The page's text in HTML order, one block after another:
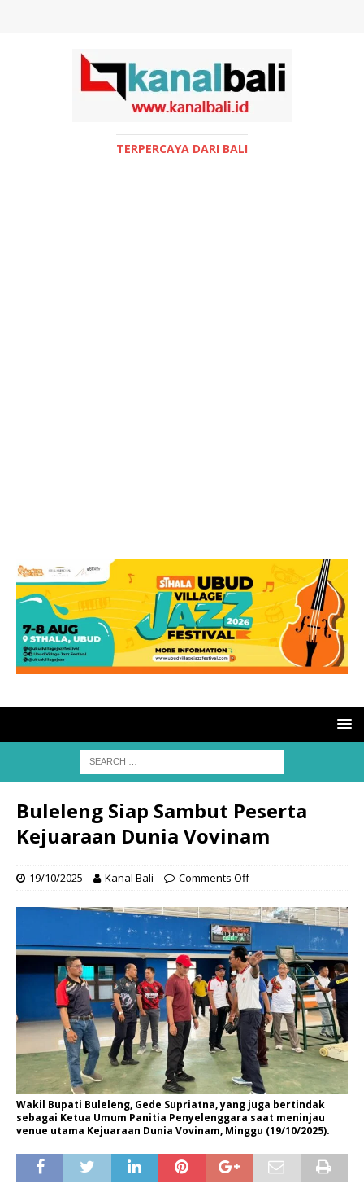
TERPERCAYA DARI BALI
Buleleng Siap Sambut Peserta
Kejuaraan Dunia Vovinam
19/10/2025 Kanal Bali Comments Off
Wakil Bupati Buleleng, Gede Supriatna, yang juga bertindak
sebagai Ketua Umum Panitia Penyelenggara saat meninjau
venue utama Kejuaraan Dunia Vovinam, Minggu (19/10/2025).